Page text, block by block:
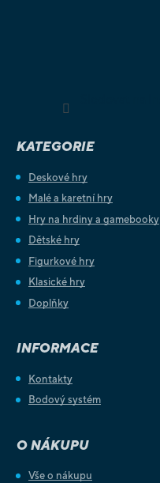
KATEGORIE
Deskové hry
Malé a karetní hry
Hry na hrdiny a gamebooky
Dětské hry
Figurkové hry
Klasické hry
Doplňky
INFORMACE
Kontakty
Bodový systém
O NÁKUPU
Vše o nákupu